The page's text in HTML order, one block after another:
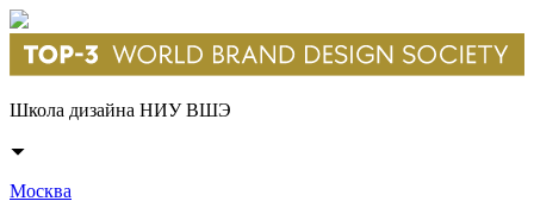
Школа дизайна НИУ ВШЭ
Москва